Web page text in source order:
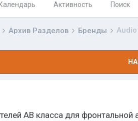
Календарь Активность Поиск
Архив Разделов Бренды Audio
AB класса для фронтальной